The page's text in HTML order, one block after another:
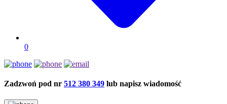
0
Zadzwoń pod nr 512 380 349 lub napisz wiadomość